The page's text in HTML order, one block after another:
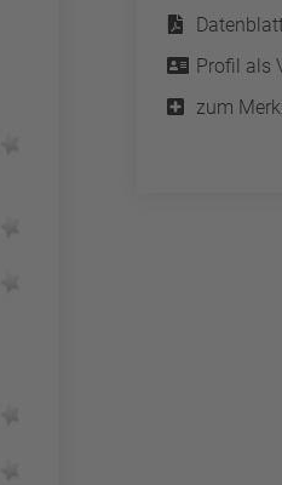
des
Profil als
zum